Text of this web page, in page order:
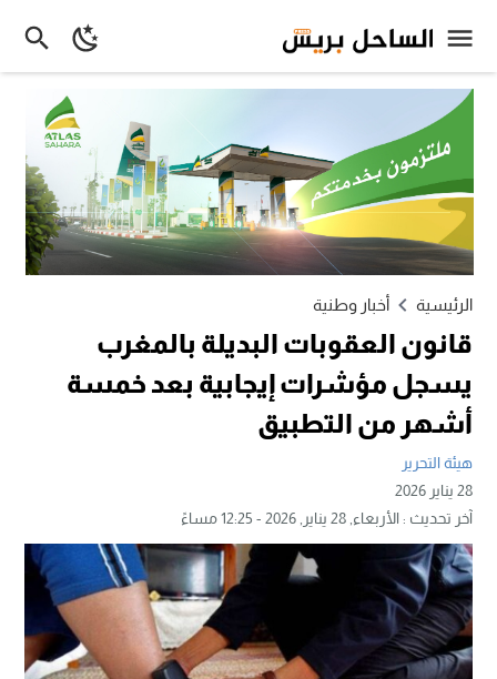
الرئيسية أخبار وطنية
قانون العقوبات البديلة بالمغرب
يسجل مؤشرات إيجابية بعد خمسة
أشهر من التطبيق
هيئة التحرير
28 يناير 2026
آخر تحديث :الأربعاء, 28 يناير, 2026 - 12:25 مساءً